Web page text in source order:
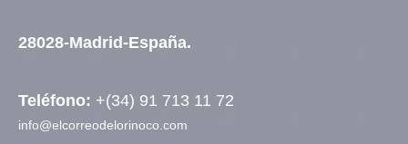
28028-Madrid-España.
Teléfono: +(34) 91 713 11 72
info@elcorreodelorinoco.com